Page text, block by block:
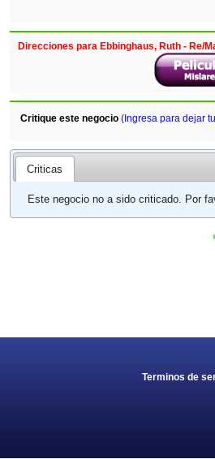
Direcciones para Ebbinghaus, Ruth - Re/
Critique este negocio (Ingresa para dejar
Criticas
Este negocio no a sido criticado. Por
Terminos de